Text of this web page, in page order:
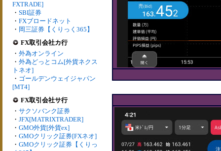
FXTRADE]
・ SBI証券
・ FXブロードネット
・ 岡三証券【くりっく365】
FX取引会社カ行
・ 外為オンライン
・ 外為どっとコム[外貨ネクス
トネオ]
・ ゴールデンウェイジャパン
[MT4]
FX取引会社サ行
・ サクソバンク証券
・ JFX[MATRIXTRADER]
・ GMO外貨[外貨ex]
・ GMOクリック証券[FXネオ]
・ GMOクリック証券【くりっ